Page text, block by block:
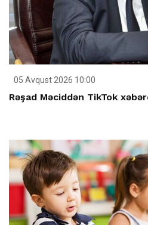
05 Avqust 2026 10:00
Rəşad Məciddən TikTok